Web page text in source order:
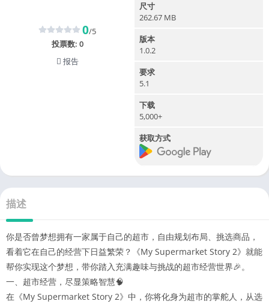
0/5
投票数: 0
报告
尺寸
262.67 MB
版本
1.0.2
要求
5.1
下载
5,000+
获取方式
描述
你是否曾梦想拥有一家属于自己的超市，自由规划布局、挑选商品，
看着它在自己的经营下日益繁荣？《My Supermarket Story 2》就能
帮你实现这个梦想，带你踏入充满趣味与挑战的超市经营世界🎉。​
一、超市经营，尽显策略智慧🧠​
在《My Supermarket Story 2》中，你将化身为超市的掌舵人，从选